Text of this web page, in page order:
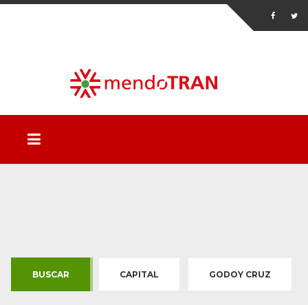
BUSCAR CAPITAL GODOY CRUZ